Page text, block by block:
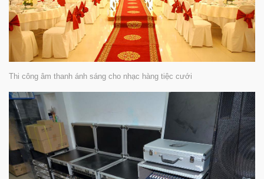
Thi công âm thanh ánh sáng cho nhạc hàng tiệc cưới